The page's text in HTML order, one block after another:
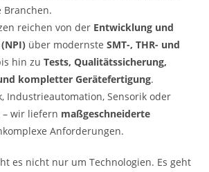
reichen von der Entwicklung und
über modernsteSMT-, THR- und
hin zuTests, Qualitätssicherung,
kompletter Gerätefertigung.
Industrieautomation, Sensorik oder
– wir liefern maßgeschneiderte
Anforderungen.
es nicht nur um Technologien. Es geht